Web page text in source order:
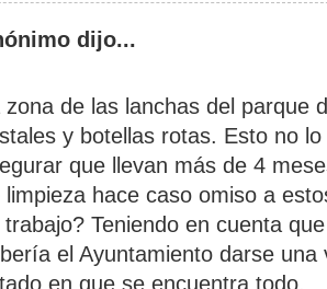
dijo...
zona de las lanchas del parque
y botellas rotas. Esto no
que llevan más de 4
limpieza hace caso omiso a
trabajo? Teniendo en cuenta
el Ayuntamiento darse
en que se encuentra todo.